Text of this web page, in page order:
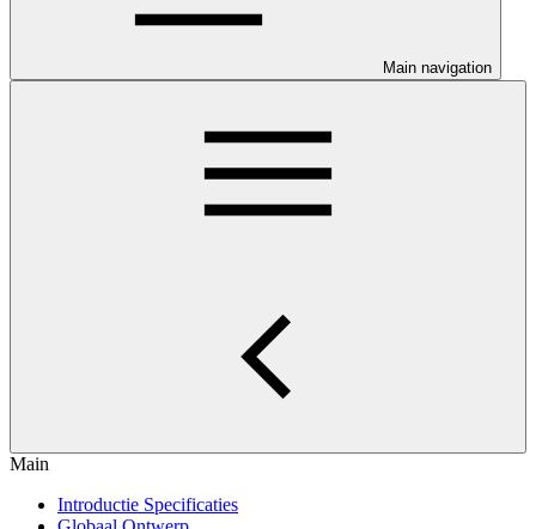
Main navigation
Main
Introductie Specificaties